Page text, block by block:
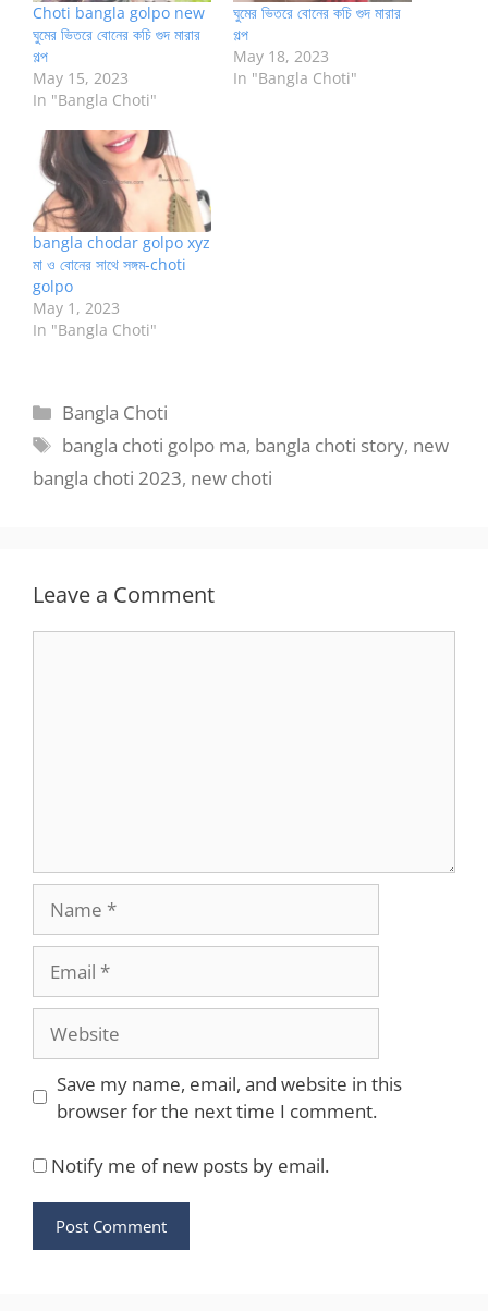
Choti bangla golpo new
ঘুমের ভিতরে বোনের কচি গুদ মারার
গল্প
May 15, 2023
In "Bangla Choti"
ঘুমের ভিতরে বোনের কচি গুদ মারার
গল্প
May 18, 2023
In "Bangla Choti"
bangla chodar golpo xyz
মা ও বোনের সাথে সঙ্গম-choti
golpo
May 1, 2023
In "Bangla Choti"
Categories
Bangla Choti
Tags
bangla choti golpo ma, bangla choti story, new
bangla choti 2023, new choti
Leave a Comment
Website
Save my name, email, and website in this
browser for the next time I comment.
Notify me of new posts by email.